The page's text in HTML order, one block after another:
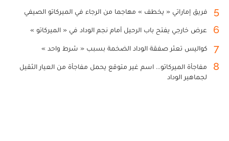
5 فريق إماراتي « يخطف » مهاجما من الرجاء في الميركاتو الصيفي
6 عرض خارجي يفتح باب الرحيل أمام نجم الوداد في « الميركاتو »
7 كواليس تعثر صفقة الوداد الضخمة بسبب « شرط واحد »
8
مفاجأة الميركاتو... اسم غير متوقع يحمل مفاجأة من العيار الثقيل
لجماهير الوداد